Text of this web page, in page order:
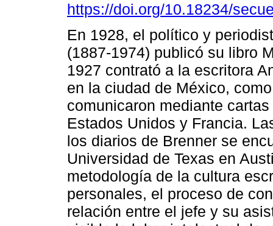
https://doi.org/10.18234/
En 1928, el político y
(1887-1974) publicó su libro
1927 contrató a la escritora
en la ciudad de México,
comunicaron mediante
Estados Unidos y Francia.
los diarios de Brenner se
Universidad de Texas en
metodología de la cultura
personales, el proceso de
relación entre el jefe y su